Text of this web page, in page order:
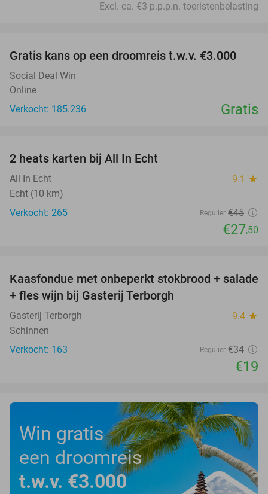
Excl. ca. €3 p.p.p.n. toeristenbelasting
Gratis kans op een droomreis t.w.v. €3.000
Social Deal Win
Online
Verkocht: 185.236
Gratis
2 heats karten bij All In Echt
All In Echt 9.1 star
Echt (10 km)
Verkocht: 265
Regulier €45
€27,50
44%
Kaasfondue met onbeperkt stokbrood + salade
+ fles wijn bij Gasterij Terborgh
Gasterij Terborgh 9.4 star
Schinnen
Verkocht: 163
Regulier €34
€19
Win gratis
een droomreis
t.w.v. €3.000